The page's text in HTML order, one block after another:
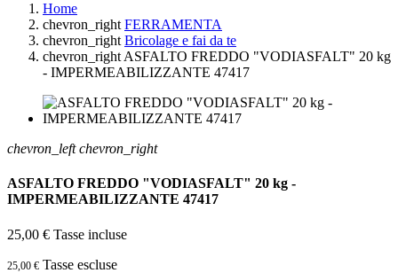
Home
chevron_right FERRAMENTA
chevron_right Bricolage e fai da te
chevron_right ASFALTO FREDDO "VODIASFALT" 20 kg
- IMPERMEABILIZZANTE 47417
chevron_left chevron_right
ASFALTO FREDDO "VODIASFALT" 20 kg -
IMPERMEABILIZZANTE 47417
25,00 € Tasse incluse
25,00 € Tasse escluse